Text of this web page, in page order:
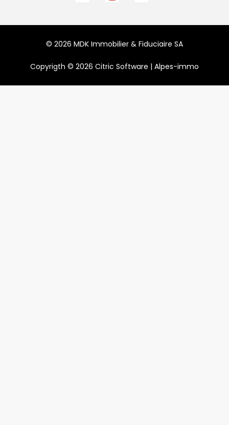
© 2026 MDK Immobilier & Fiduciaire SA
Copyrigth © 2026 Citric Software | Alpes-immo